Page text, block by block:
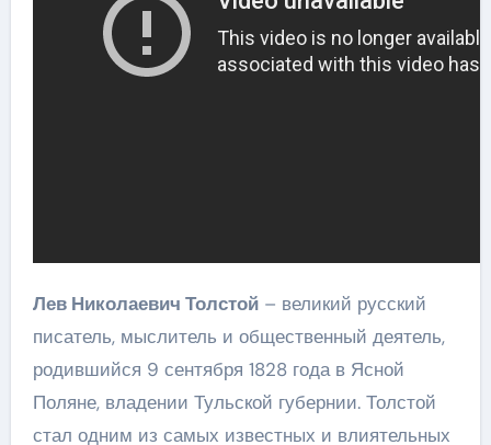
Лев Николаевич Толстой– великий русский
писатель, мыслитель и общественный деятель,
родившийся 9 сентября 1828 года в Ясной
Поляне, владении Тульской губернии. Толстой
стал одним из самых известных и влиятельных